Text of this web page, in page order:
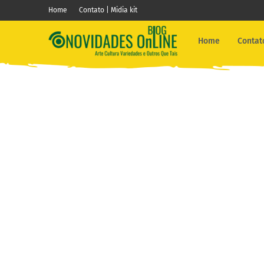
Home Contato | Midia kit
Home